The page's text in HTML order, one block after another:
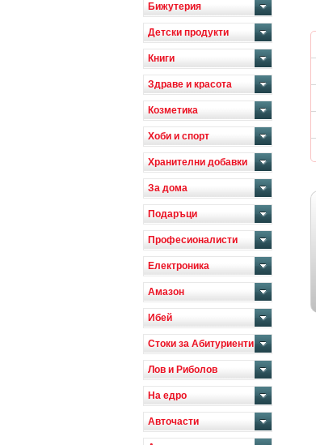
Бижутерия
Детски продукти
Книги
Здраве и красота
Козметика
Хоби и спорт
Хранителни добавки
За дома
Подаръци
Професионалисти
Електроника
Амазон
Ибей
Стоки за Абитуриенти
Лов и Риболов
На едро
Авточасти